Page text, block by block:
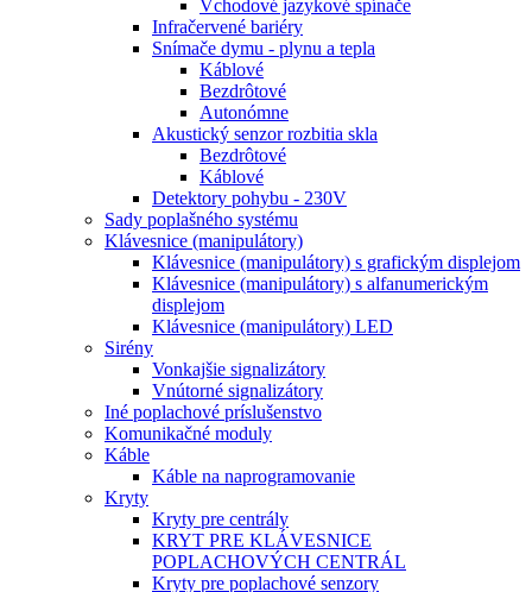
Vchodové jazykové spínače
Infračervené bariéry
Snímače dymu - plynu a tepla
Káblové
Bezdrôtové
Autonómne
Akustický senzor rozbitia skla
Bezdrôtové
Káblové
Detektory pohybu - 230V
Sady poplašného systému
Klávesnice (manipulátory)
Klávesnice (manipulátory) s grafickým displejom
Klávesnice (manipulátory) s alfanumerickým
displejom
Klávesnice (manipulátory) LED
Sirény
Vonkajšie signalizátory
Vnútorné signalizátory
Iné poplachové príslušenstvo
Komunikačné moduly
Káble
Káble na naprogramovanie
Kryty
Kryty pre centrály
KRYT PRE KLÁVESNICE
POPLACHOVÝCH CENTRÁL
Kryty pre poplachové senzory